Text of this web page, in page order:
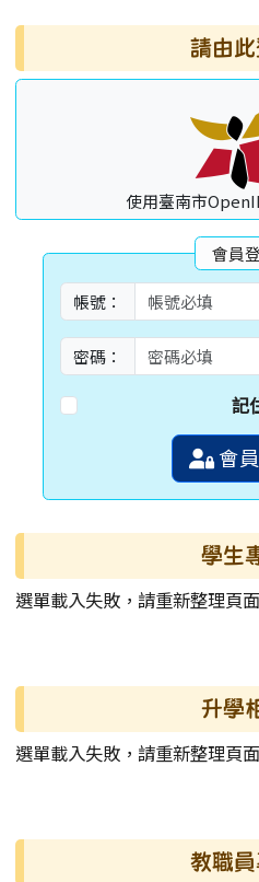
請由
使用臺南市
會員
帳號：
密碼：
記
會
學生
選單載入失敗，請重新整理頁
升學
選單載入失敗，請重新整理頁
教職